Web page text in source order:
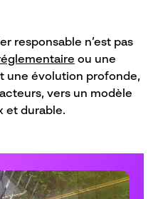
responsable n’est pas
ou une
une évolution profonde,
vers un modèle
et durable.